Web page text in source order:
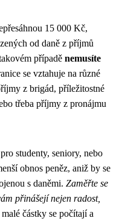
15 000 Kč,
od daně z příjmů
případě nemusíte
se vztahuje na různé
z brigád, příležitostné
třeba příjmy z pronájmu
studenty, seniory, nebo
obnos peněz, aniž by se
s daněmi. Zaměřte se
přinášejí nejen radost,
částky se počítají a